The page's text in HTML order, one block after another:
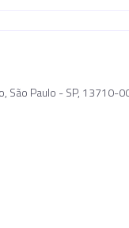
São Paulo - SP, 13710-